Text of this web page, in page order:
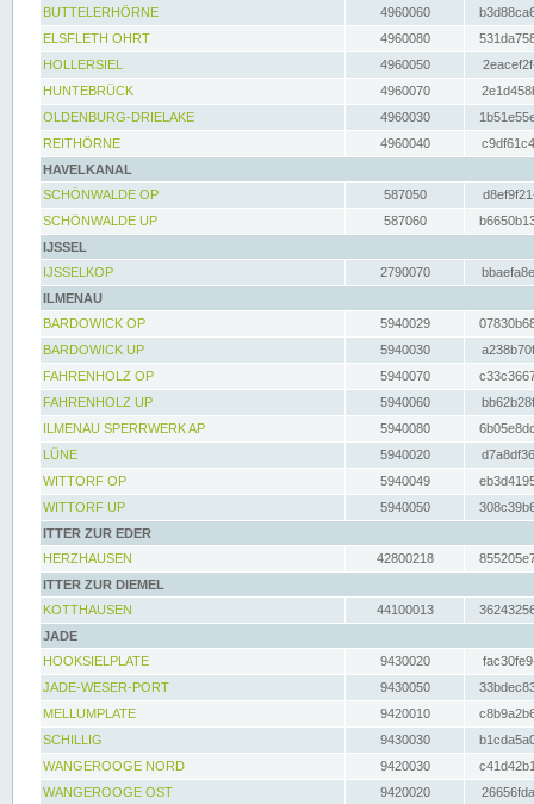
BUTTELERHÖRNE
4960060
ELSFLETH OHRT
4960080
HOLLERSIEL
4960050
HUNTEBRÜCK
4960070
OLDENBURG-DRIELAKE
4960030
REITHÖRNE
4960040
HAVELKANAL
SCHÖNWALDE OP
587050
SCHÖNWALDE UP
587060
IJSSEL
IJSSELKOP
2790070
ILMENAU
BARDOWICK OP
5940029
BARDOWICK UP
5940030
FAHRENHOLZ OP
5940070
FAHRENHOLZ UP
5940060
ILMENAU SPERRWERK AP
5940080
LÜNE
5940020
WITTORF OP
5940049
WITTORF UP
5940050
ITTER ZUR EDER
HERZHAUSEN
42800218
ITTER ZUR DIEMEL
KOTTHAUSEN
44100013
JADE
HOOKSIELPLATE
9430020
JADE-WESER-PORT
9430050
MELLUMPLATE
9420010
SCHILLIG
9430030
WANGEROOGE NORD
9420030
WANGEROOGE OST
9420020